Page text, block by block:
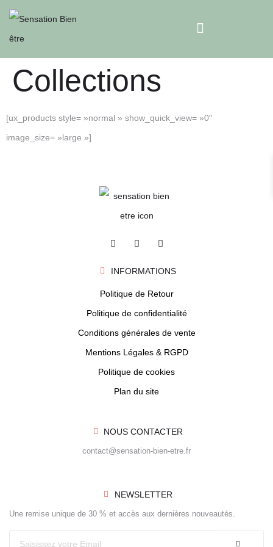
Collections
[ux_products style= »normal » show_quick_view= »0″
image_size= »large »]
INFORMATIONS
Politique de Retour
Politique de confidentialité
Conditions générales de vente
Mentions Légales & RGPD
Politique de cookies
Plan du site
NOUS CONTACTER
contact@sensation-bien-etre.fr
NEWSLETTER
Une remise unique de 30 % et accès aux dernières nouveautés.